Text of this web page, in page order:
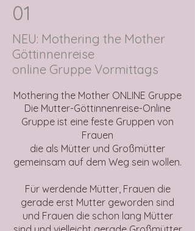
01
NEU: Mothering the Mother
Göttinnenreise
online Gruppe Vormittags
Mothering the Mother ONLINE Gruppe
Die Mutter-Göttinnenreise-Online
Gruppe ist eine feste Gruppen von
Frauen
die als Mütter und Großmütter
gemeinsam auf dem Weg sein wollen.
Für werdende Mütter, Frauen die
gerade erst Mutter geworden sind
und Frauen die schon lang Mütter